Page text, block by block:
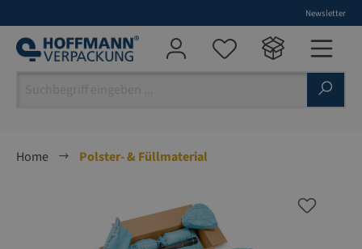
Newsletter
Home
Polster- & Füllmaterial